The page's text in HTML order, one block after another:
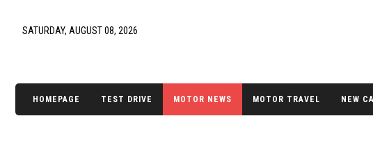
SATURDAY, AUGUST 08, 2026
HOMEPAGE TEST DRIVE MOTOR NEWS MOTOR TRAVEL NEW